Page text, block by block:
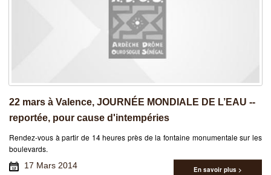
22 mars à Valence, JOURNÉE MONDIALE DE L’EAU --
reportée, pour cause d'intempéries
Rendez-vous à partir de 14 heures près de la fontaine monumentale sur les
boulevards.
17 Mars 2014 En savoir plus >